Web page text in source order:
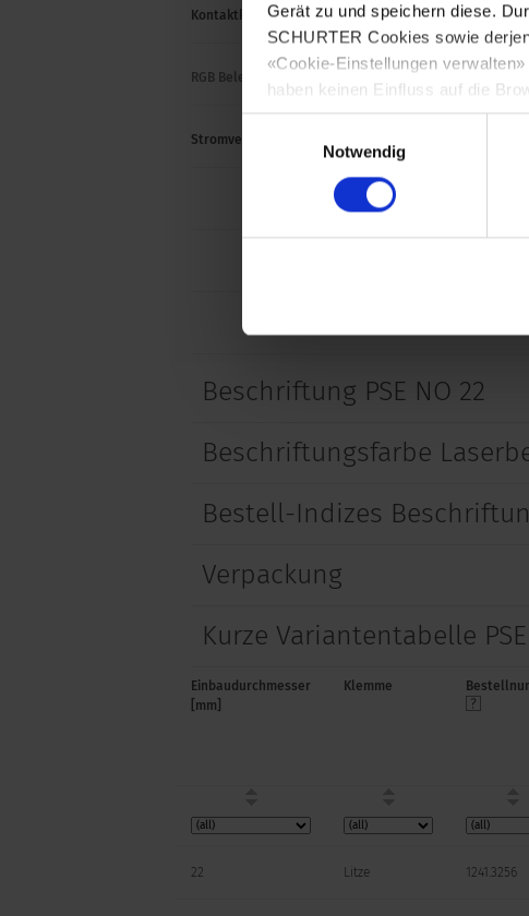
Gerät zu und speichern diese.
SCHURTER Cookies sowie
«Cookie-Einstellungen
haben keinen Einfluss auf die
Notwendig
Kontaktkonfiguration polaritätsfrei
RGB Beleuchtung
Stromverbrauch (max pro Farbe)
Beschriftung PSE NO 22
Beschriftungsfarbe
Bestell-Indizes
Verpackung
Kurze Variantentabelle
Einbaudurchmesser
[mm]
Klemme
22 Litze 1241.3256